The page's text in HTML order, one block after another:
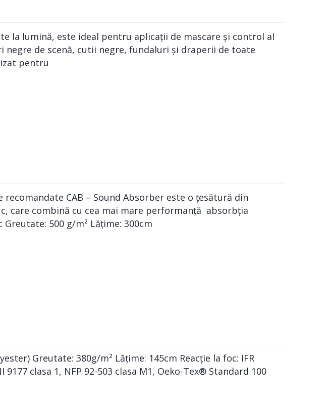
la lumină, este ideal pentru aplicații de mascare și control al
de scenă, cutii negre, fundaluri și draperii de toate
pentru
CAB – Sound Absorber este o țesătură din
care combină cu cea mai mare performanță absorbția
500 g/m² Lățime: 300cm
Greutate: 380g/m² Lățime: 145cm Reacție la foc: IFR
clasa 1, NFP 92-503 clasa M1, Oeko-Tex® Standard 100